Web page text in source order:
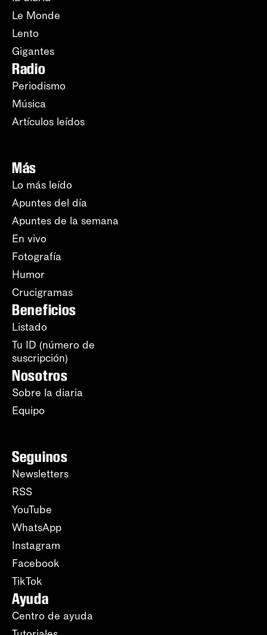
Le Monde
Lento
Gigantes
Radio
Periodismo
Música
Artículos leídos
Más
Lo más leído
Apuntes del día
Apuntes de la semana
En vivo
Fotografía
Humor
Crucigramas
Beneficios
Listado
Tu ID (número de
suscripción)
Nosotros
Sobre la diaria
Equipo
Seguinos
Newsletters
RSS
YouTube
WhatsApp
Instagram
Facebook
TikTok
Ayuda
Centro de ayuda